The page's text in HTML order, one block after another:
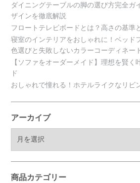
ダイニングテーブルの脚の選び方完全ガ
ザインを徹底解説
フロートテレビボードとは？高さの基準
寝室のインテリアをおしゃれに！ベッド
色選びと失敗しないカラーコーディネー
【ソファをオーダーメイド】理想を賢く
ド
おしゃれで憧れる！ホテルライクなリビ
アーカイブ
ブ
商品カテゴリー